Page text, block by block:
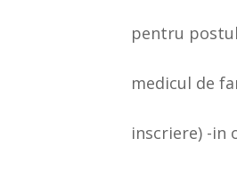
pentru
medicul de
inscriere) -in